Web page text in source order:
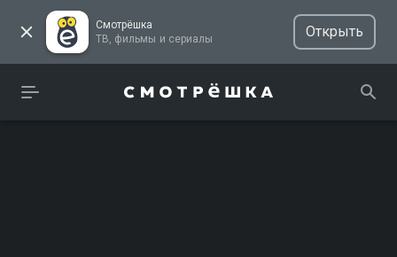
Смотрёшка
ТВ, фильмы и сериалы
Открыть